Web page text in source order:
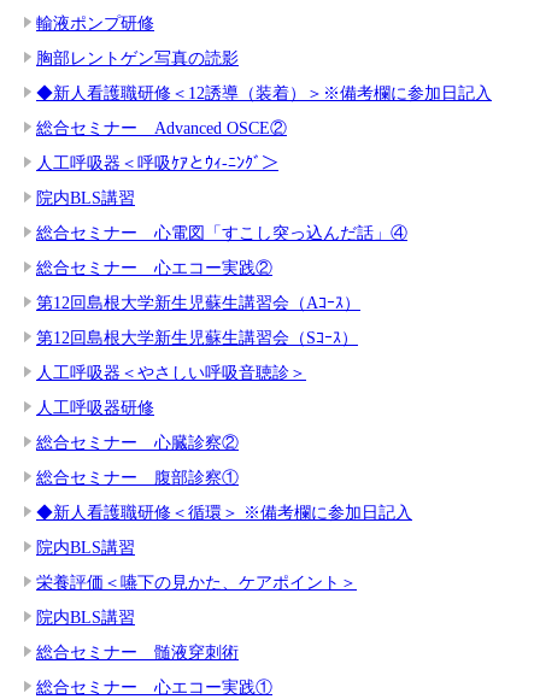
輸液ポンプ研修
胸部レントゲン写真の読影
◆新人看護職研修＜12誘導（装着）＞※備考欄に参加日記入
総合セミナー Advanced OSCE②
人工呼吸器＜呼吸ｹｱとｳｨ-ﾆﾝｸﾞ＞
院内BLS講習
総合セミナー 心電図「すこし突っ込んだ話」④
総合セミナー 心エコー実践②
第12回島根大学新生児蘇生講習会（Aｺｰｽ）
第12回島根大学新生児蘇生講習会（Sｺｰｽ）
人工呼吸器＜やさしい呼吸音聴診＞
人工呼吸器研修
総合セミナー 心臓診察②
総合セミナー 腹部診察①
◆新人看護職研修＜循環＞ ※備考欄に参加日記入
院内BLS講習
栄養評価＜嚥下の見かた、ケアポイント＞
院内BLS講習
総合セミナー 髄液穿刺術
総合セミナー 心エコー実践①